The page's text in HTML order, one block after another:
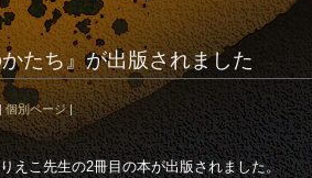
かたち』が出版されました
| 個別ページ |
えこ先生の2冊目の本が出版されました。